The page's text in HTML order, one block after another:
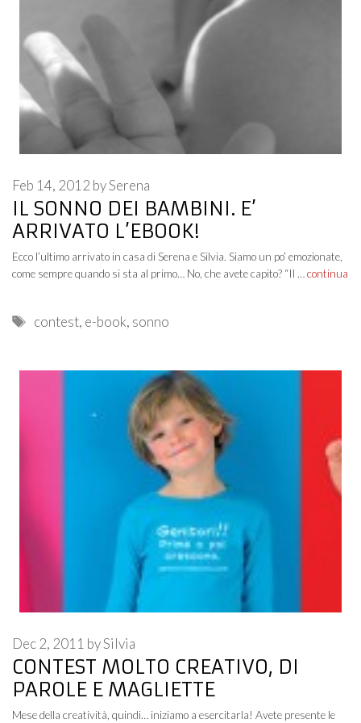
IL SONNO DEI BAMBINI. E’
ARRIVATO L’EBOOK!
Feb 14, 2012 bySerena
Ecco l’ultimo arrivato in casa di Serena e Silvia. Siamo un po’ emozionate,
come sempre quando si sta al primo… No, che avete capito? “Il … continua
Tags
contest, e-book, sonno
CONTEST MOLTO CREATIVO, DI
PAROLE E MAGLIETTE
Dec 2, 2011 bySilvia
Mese della creatività, quindi… iniziamo a esercitarla! Avete presente le